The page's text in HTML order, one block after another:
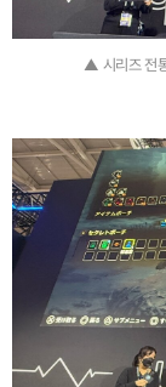
▲ 시리즈 전